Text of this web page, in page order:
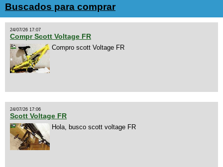
Buscados para comprar
24/07/26 17:07
Compr Scott Voltage FR
Compro scott Voltage FR
24/07/26 17:06
Scott Voltage FR
Hola, busco scott voltage FR